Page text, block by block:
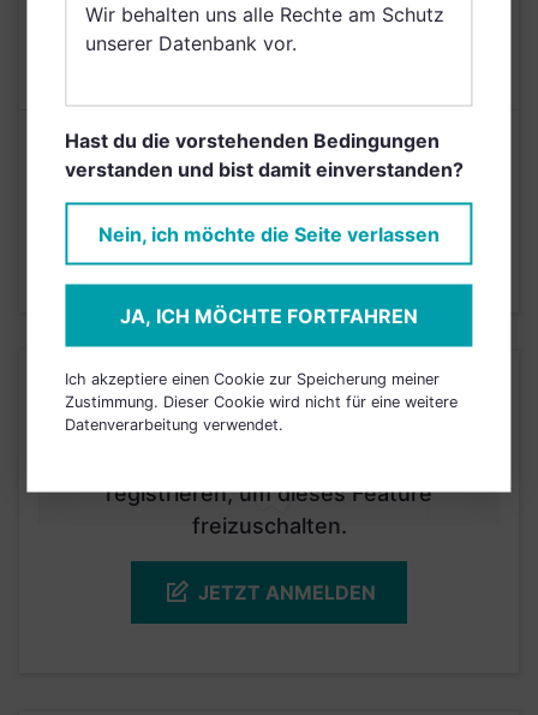
AUSGABEAUFSCHLAG 5,00%
MAX. LAUFENDE
N/A
Risikoeinstufung laut Anbieter (KID)
4
Stand 12.11.2020
KURSENTWICKLUNG
registrieren, um dieses Feature
freizuschalten.
JETZT ANMELDEN
Wir behalten uns alle Rechte am Schutz
unserer Datenbank vor.
Hast du die vorstehenden Bedingungen
verstanden und bist damit einverstanden?
Nein, ich möchte die Seite verlassen
JA, ICH MÖCHTE FORTFAHREN
Ich akzeptiere einen Cookie zur Speicherung meiner
Zustimmung. Dieser Cookie wird nicht für eine weitere
Datenverarbeitung verwendet.